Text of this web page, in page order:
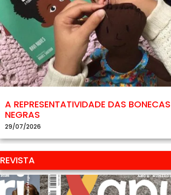
A REPRESENTATIVIDADE DAS BONECAS
NEGRAS
29/07/2026
REVISTA